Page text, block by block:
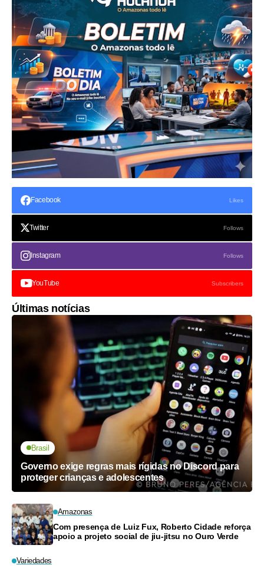
Facebook Likes
Twitter Follows
Instagram Follows
YouTube Subscribers
Últimas notícias
Brasil
Governo exige regras mais rígidas no Discord para
proteger crianças e adolescentes
Amazonas
Com presença de Luiz Fux, Roberto Cidade reforça
apoio a projeto social de jiu-jitsu no Ouro Verde
Variedades